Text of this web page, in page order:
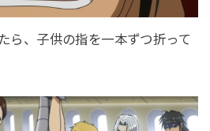
ら、子供の指を一本ずつ折って